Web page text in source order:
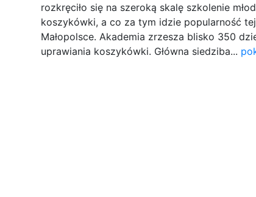
rozkręciło się na szeroką skalę szkolenie
koszykówki, a co za tym idzie popularność
Małopolsce. Akademia zrzesza blisko 350
uprawiania koszykówki. Główna siedziba...